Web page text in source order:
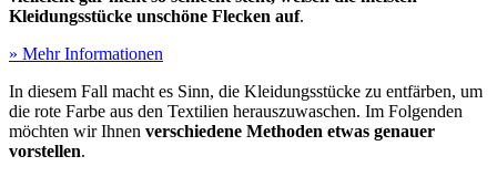
Kleidungsstücke unschöne Flecken auf.
» Mehr Informationen
In diesem Fall macht es Sinn, die Kleidungsstücke zu entfärben, um
die rote Farbe aus den Textilien herauszuwaschen. Im Folgenden
möchten wir Ihnen verschiedene Methoden etwas genauer
vorstellen.